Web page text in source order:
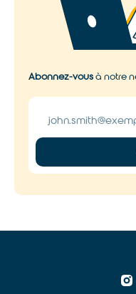
Abonnez-vousà notre